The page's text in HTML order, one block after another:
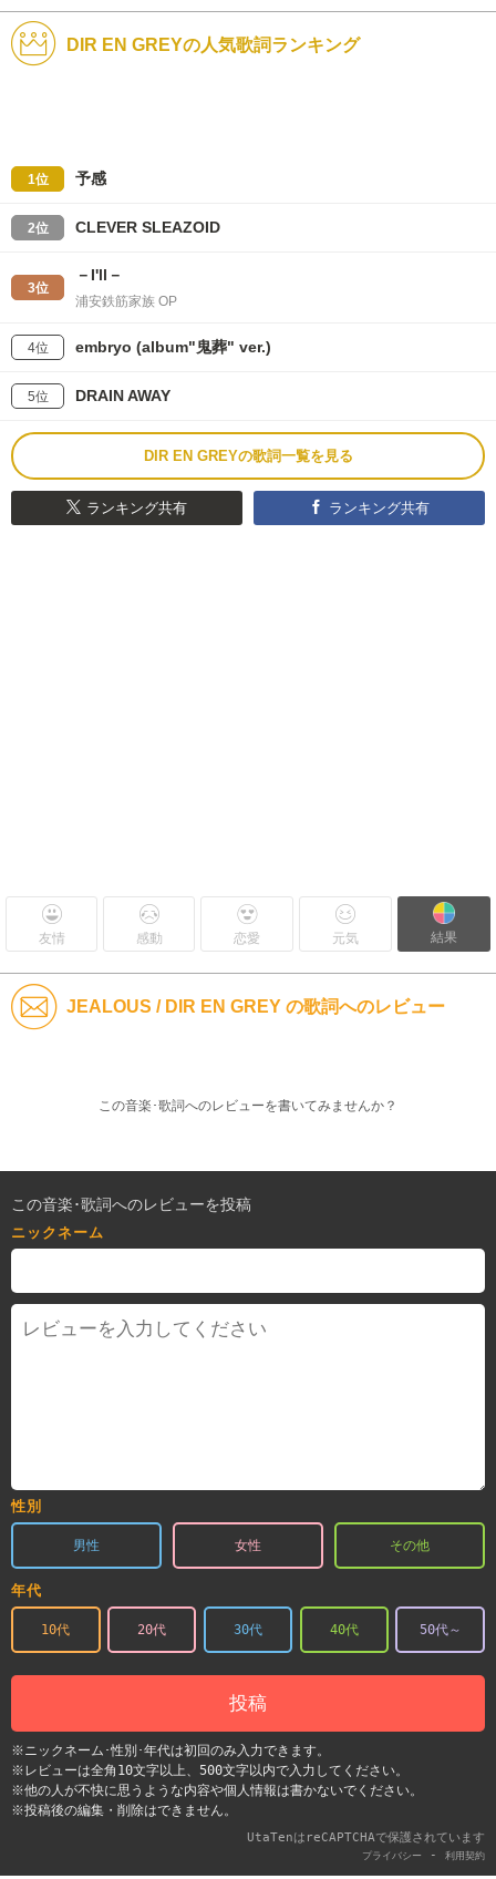
DIR EN GREYの人気歌詞ランキング
1位 予感
2位 CLEVER SLEAZOID
3位
－I'll－
浦安鉄筋家族 OP
4位 embryo (album"鬼葬" ver.)
5位 DRAIN AWAY
DIR EN GREYの歌詞一覧を見る
ランキング共有 ランキング共有
友情 感動 恋愛 元気 結果
JEALOUS / DIR EN GREY の歌詞へのレビュー
この音楽･歌詞へのレビューを書いてみませんか？
この音楽･歌詞へのレビューを投稿
ニックネーム
性別
男性 女性 その他
年代
10代 20代 30代 40代 50代～
投稿
※ニックネーム･性別･年代は初回のみ入力できます。
※レビューは全角10文字以上、500文字以内で入力してください。
※他の人が不快に思うような内容や個人情報は書かないでください。
※投稿後の編集・削除はできません。
UtaTenはreCAPTCHAで保護されています
プライバシー - 利用契約